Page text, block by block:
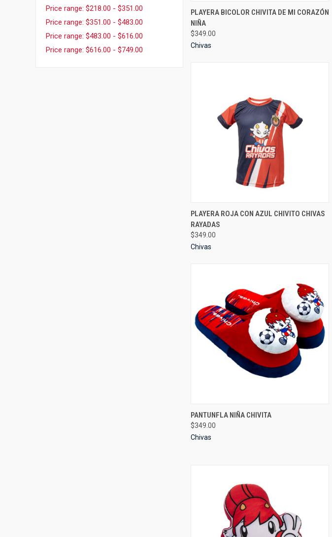
Price range: $218.00 - $351.00
Price range: $351.00 - $483.00
Price range: $483.00 - $616.00
Price range: $616.00 - $749.00
QUICK VIEW VIEW OPTIONS
Compare
PLAYERA BICOLOR CHIVITA DE MI CORAZÓN
NIÑA
$349.00
Chivas
QUICK VIEW VIEW OPTIONS
Compare
PLAYERA ROJA CON AZUL CHIVITO CHIVAS
RAYADAS
$349.00
Chivas
QUICK VIEW
Compare
PANTUNFLA NIÑA CHIVITA
$349.00
Chivas